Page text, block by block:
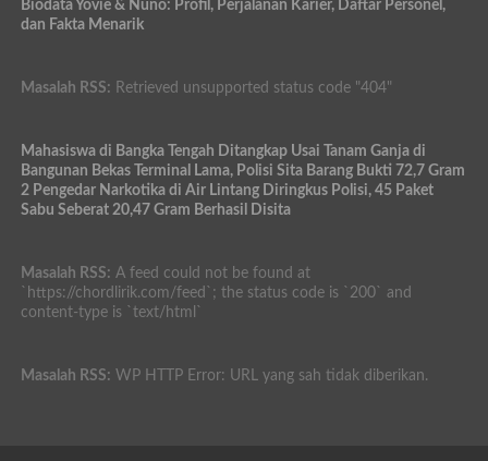
Biodata Yovie & Nuno: Profil, Perjalanan Karier, Daftar Personel,
dan Fakta Menarik
Masalah RSS: Retrieved unsupported status code "404"
Mahasiswa di Bangka Tengah Ditangkap Usai Tanam Ganja di
Bangunan Bekas Terminal Lama, Polisi Sita Barang Bukti 72,7 Gram
2 Pengedar Narkotika di Air Lintang Diringkus Polisi, 45 Paket
Sabu Seberat 20,47 Gram Berhasil Disita
Masalah RSS: A feed could not be found at
`https://chordlirik.com/feed`; the status code is `200` and
content-type is `text/html`
Masalah RSS: WP HTTP Error: URL yang sah tidak diberikan.